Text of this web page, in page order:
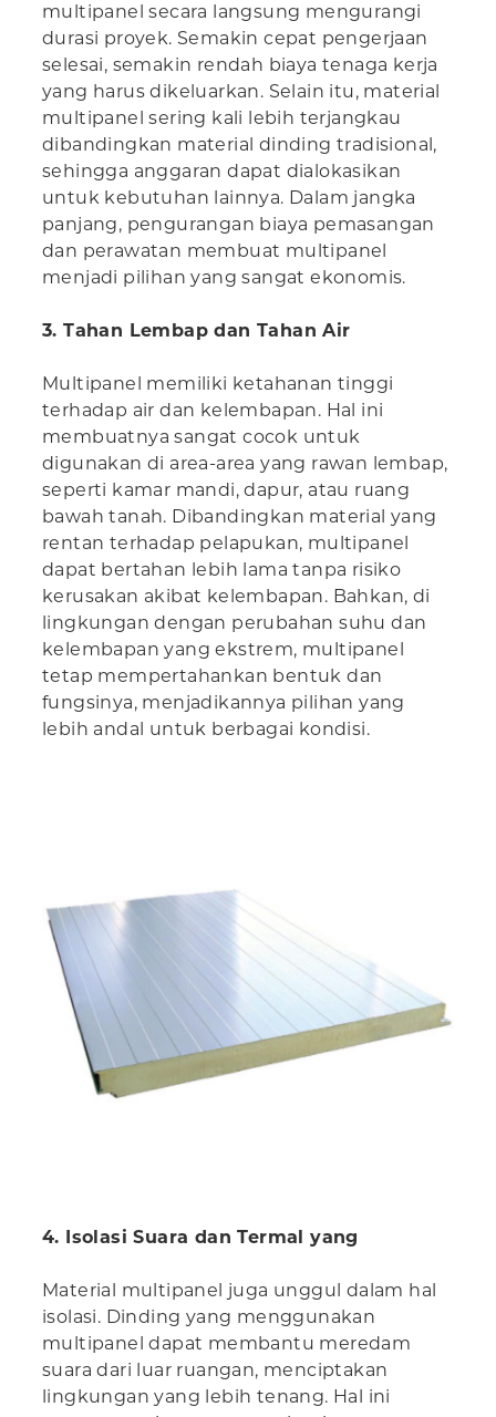
multipanel secara langsung mengurangi
durasi proyek. Semakin cepat pengerjaan
selesai, semakin rendah biaya tenaga kerja
yang harus dikeluarkan. Selain itu, material
multipanel sering kali lebih terjangkau
dibandingkan material dinding tradisional,
sehingga anggaran dapat dialokasikan
untuk kebutuhan lainnya. Dalam jangka
panjang, pengurangan biaya pemasangan
dan perawatan membuat multipanel
menjadi pilihan yang sangat ekonomis.
3. Tahan Lembap dan Tahan Air
Multipanel memiliki ketahanan tinggi
terhadap air dan kelembapan. Hal ini
membuatnya sangat cocok untuk
digunakan di area-area yang rawan lembap,
seperti kamar mandi, dapur, atau ruang
bawah tanah. Dibandingkan material yang
rentan terhadap pelapukan, multipanel
dapat bertahan lebih lama tanpa risiko
kerusakan akibat kelembapan. Bahkan, di
lingkungan dengan perubahan suhu dan
kelembapan yang ekstrem, multipanel
tetap mempertahankan bentuk dan
fungsinya, menjadikannya pilihan yang
lebih andal untuk berbagai kondisi.
4. Isolasi Suara dan Termal yang
Material multipanel juga unggul dalam hal
isolasi. Dinding yang menggunakan
multipanel dapat membantu meredam
suara dari luar ruangan, menciptakan
lingkungan yang lebih tenang. Hal ini